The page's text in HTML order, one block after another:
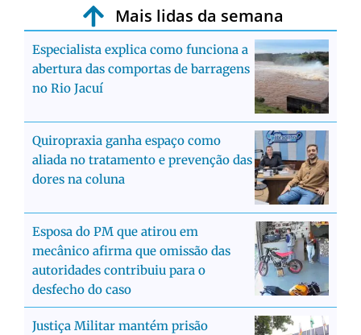
Mais lidas da semana
Especialista explica como funciona a
abertura das comportas de barragens
no Rio Jacuí
Quiropraxia ganha espaço como
aliada no tratamento e prevenção das
dores na coluna
Esposa do PM que atirou em
mecânico afirma que omissão das
autoridades contribuiu para o
desfecho do caso
Justiça Militar mantém prisão